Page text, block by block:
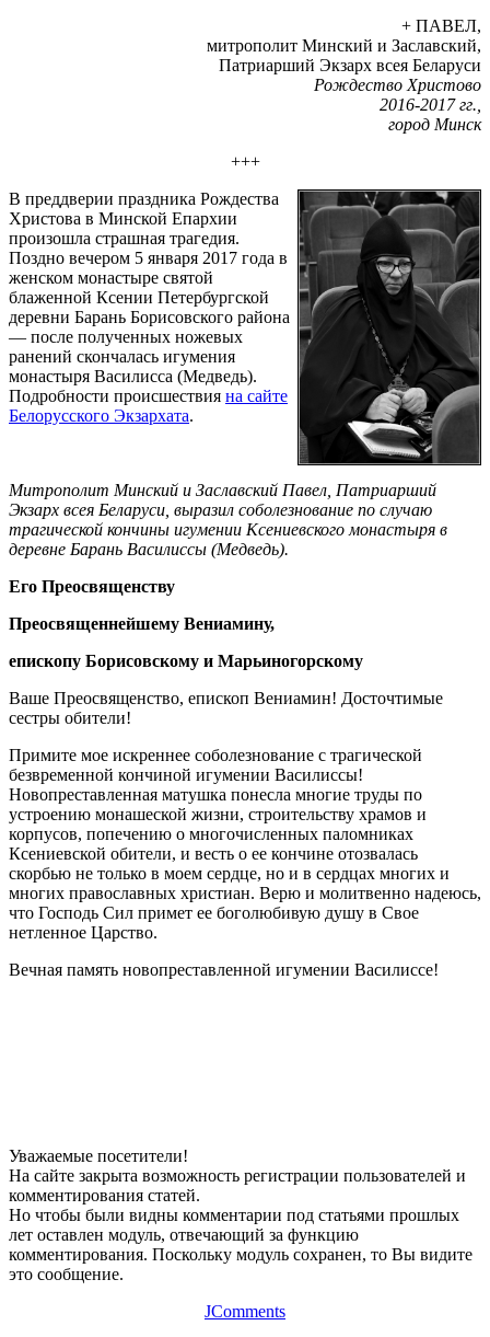
+ ПАВЕЛ,
митрополит Минский и Заславский,
Патриарший Экзарх всея Беларуси
Рождество Христово
2016-2017 гг.,
город Минск
+++
В преддверии праздника Рождества
Христова в Минской Епархии
произошла страшная трагедия.
Поздно вечером 5 января 2017 года в
женском монастыре святой
блаженной Ксении Петербургской
деревни Барань Борисовского района
— после полученных ножевых
ранений скончалась игумения
монастыря Василисса (Медведь).
Подробности происшествия на сайте
Белорусского Экзархата.
Митрополит Минский и Заславский Павел, Патриарший
Экзарх всея Беларуси, выразил соболезнование по случаю
трагической кончины игумении Ксениевского монастыря в
деревне Барань Василиссы (Медведь).
Его Преосвященству
Преосвященнейшему Вениамину,
епископу Борисовскому и Марьиногорскому
Ваше Преосвященство, епископ Вениамин! Досточтимые
сестры обители!
Примите мое искреннее соболезнование с трагической
безвременной кончиной игумении Василиссы!
Новопреставленная матушка понесла многие труды по
устроению монашеской жизни, строительству храмов и
корпусов, попечению о многочисленных паломниках
Ксениевской обители, и весть о ее кончине отозвалась
скорбью не только в моем сердце, но и в сердцах многих и
многих православных христиан. Верю и молитвенно надеюсь,
что Господь Сил примет ее боголюбивую душу в Свое
нетленное Царство.
Вечная память новопреставленной игумении Василиссе!
Уважаемые посетители!
На сайте закрыта возможность регистрации пользователей и
комментирования статей.
Но чтобы были видны комментарии под статьями прошлых
лет оставлен модуль, отвечающий за функцию
комментирования. Поскольку модуль сохранен, то Вы видите
это сообщение.
JComments